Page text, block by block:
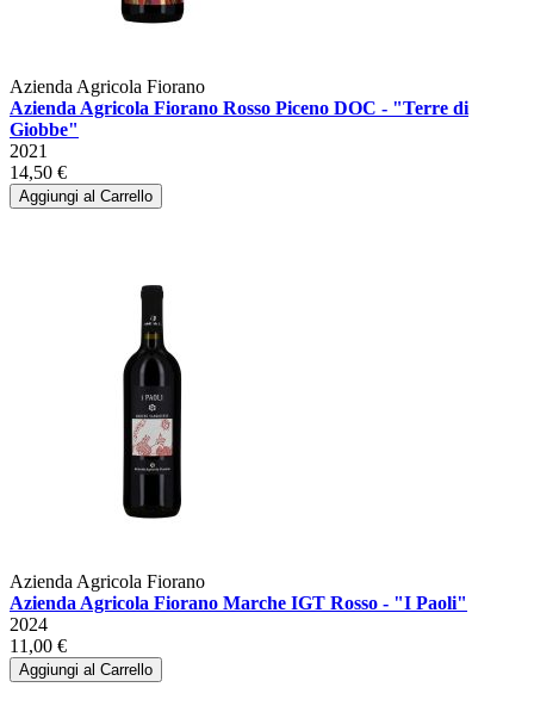
Azienda Agricola Fiorano
Azienda Agricola Fiorano Rosso Piceno DOC - "Terre di
Giobbe"
2021
14,50 €
Aggiungi al Carrello
Azienda Agricola Fiorano
Azienda Agricola Fiorano Marche IGT Rosso - "I Paoli"
2024
11,00 €
Aggiungi al Carrello